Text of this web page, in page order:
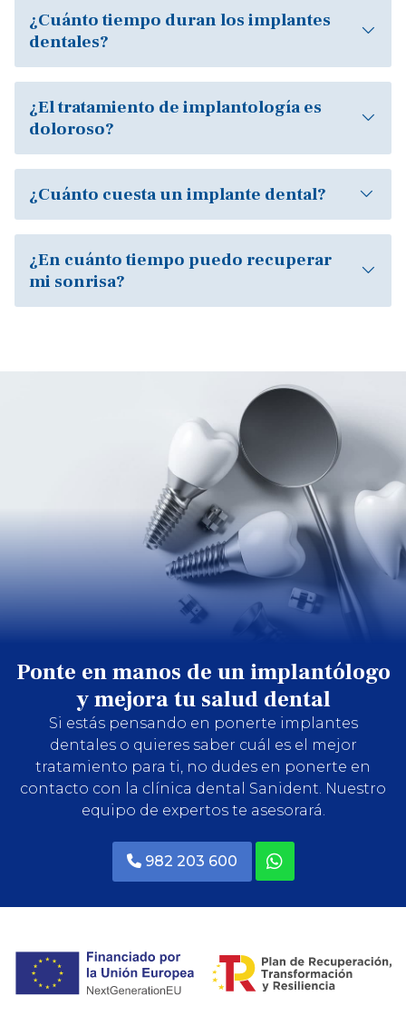
¿Cuánto tiempo duran los implantes
dentales?
¿El tratamiento de implantología es
doloroso?
¿Cuánto cuesta un implante dental?
¿En cuánto tiempo puedo recuperar
mi sonrisa?
Ponte en manos de un implantólogo
y mejora tu salud dental
Si estás pensando en ponerte implantes
dentales o quieres saber cuál es el mejor
tratamiento para ti, no dudes en ponerte en
contacto con la clínica dental Sanident. Nuestro
equipo de expertos te asesorará.
982 203 600